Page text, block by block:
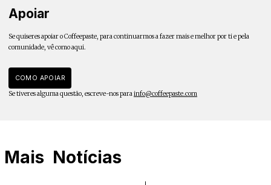
Apoiar
Se quiseres apoiar o Coffeepaste, para continuarmos a fazer mais e melhor por ti e pela
comunidade, vê como aqui.
COMO APOIAR
Se tiveres alguma questão, escreve-nos parainfo@coffeepaste.com
Mais Notícias